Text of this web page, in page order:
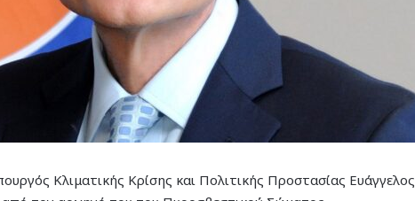
Κλιματικής Κρίσης και Πολιτικής Προστασίας Ευάγγελος